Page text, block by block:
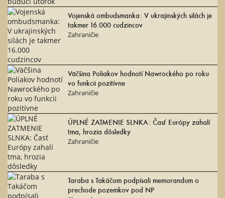
Vojenská ombudsmanka: V ukrajinských silách je
takmer 16.000 cudzincov
Zahraničie
Väčšina Poliakov hodnotí Nawrockého po roku
vo funkcii pozitívne
Zahraničie
ÚPLNÉ ZATMENIE SLNKA: Časť Európy zahalí
tma, hrozia dôsledky
Zahraničie
Taraba s Takáčom podpísali memorandum o
prechode pozemkov pod NP